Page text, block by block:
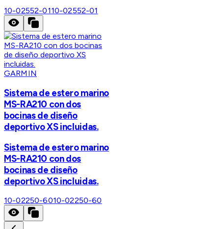
10-02552-0110-02552-01
GARMIN
Sistema de estero marino
MS-RA210 con dos
bocinas de diseño
deportivo XS incluidas.
Sistema de estero marino
MS-RA210 con dos
bocinas de diseño
deportivo XS incluidas.
10-02250-6010-02250-60